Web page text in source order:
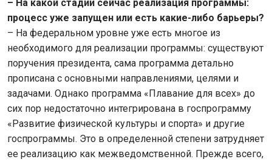
– На какой стадии сейчас реализация программы:
процесс уже запущен или есть какие-либо барьеры?
– На федеральном уровне уже есть многое из
необходимого для реализации программы: существуют
поручения президента, сама программа детально
прописана с основными направлениями, целями и
задачами. Однако программа «Плавание для всех» до
сих пор недостаточно интегрирована в госпрограмму
«Развитие физической культуры и спорта» и другие
госпрограммы. Это в определенной степени затрудняет
ее реализацию как межведомственной. Прежде всего,